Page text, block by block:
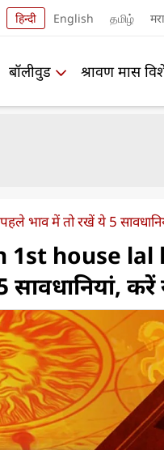
हिन्दी English தமிழ்
बॉलीवुड श्रावण मास
पहले भाव में तो रखें ये 5
1st house lal
सावधानियां,